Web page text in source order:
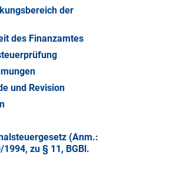
der
des Finanzamtes
und Revision
(Anm.:
zu § 11, BGBl.